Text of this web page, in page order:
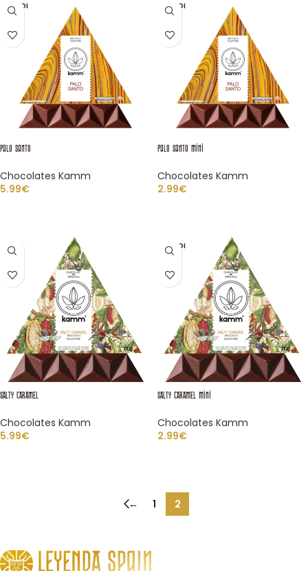
VENDI
DO
Palo Santo
Chocolates Kamm
5.99€
VENDI
DO
Palo Santo Mini
Chocolates Kamm
2.99€
SALTY CARAMEL
Chocolates Kamm
5.99€
VENDI
DO
SALTY CARAMEL Mini
Chocolates Kamm
2.99€
← 1 2